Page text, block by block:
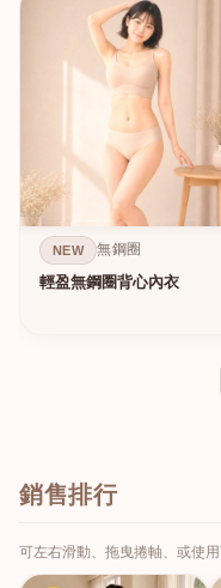
NEW 無鋼圈
輕盈無鋼圈背心內衣
銷售排行
可左右滑動、拖曳捲軸、或使